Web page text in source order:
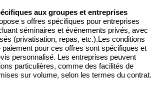
aux groupes et entreprises
s offres spécifiques pour entreprises
séminaires et événements privés, avec
(privatisation, repas, etc.).Les conditions
paiement pour ces offres sont spécifiques et
personnalisé. Les entreprises peuvent
particulières, comme des facilités de
sur volume, selon les termes du contrat.